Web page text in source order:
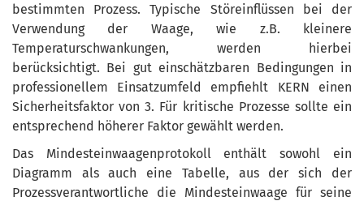
bestimmten Prozess. Typische Störeinflüssen bei der
Verwendung der Waage, wie z.B. kleinere
Temperaturschwankungen, werden hierbei
berücksichtigt. Bei gut einschätzbaren Bedingungen in
professionellem Einsatzumfeld empfiehlt KERN einen
Sicherheitsfaktor von 3. Für kritische Prozesse sollte ein
entsprechend höherer Faktor gewählt werden.
Das Mindesteinwaagenprotokoll enthält sowohl ein
Diagramm als auch eine Tabelle, aus der sich der
Prozessverantwortliche die Mindesteinwaage für seine